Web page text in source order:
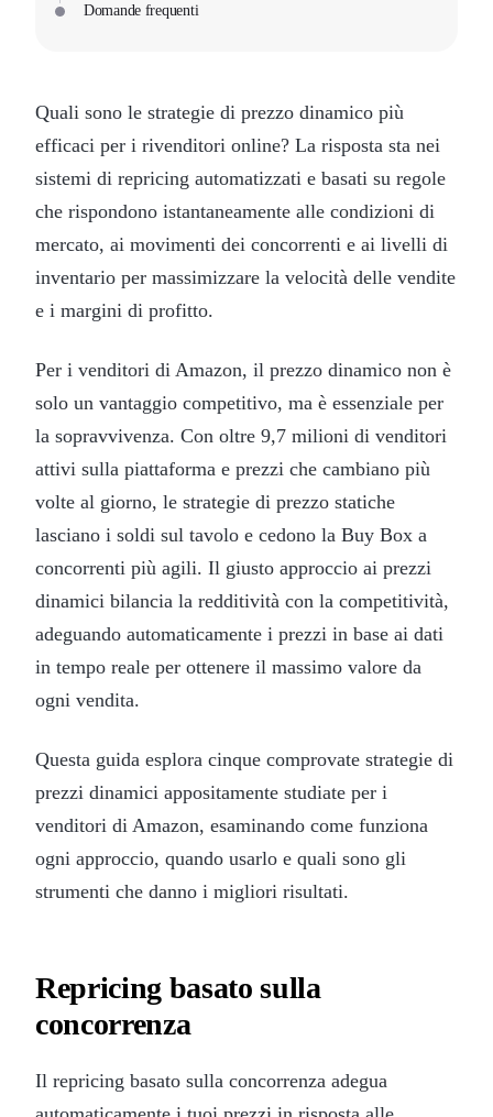
Domande frequenti
Quali sono le strategie di prezzo dinamico più
efficaci per i rivenditori online? La risposta sta nei
sistemi di repricing automatizzati e basati su regole
che rispondono istantaneamente alle condizioni di
mercato, ai movimenti dei concorrenti e ai livelli di
inventario per massimizzare la velocità delle vendite
e i margini di profitto.
Per i venditori di Amazon, il prezzo dinamico non è
solo un vantaggio competitivo, ma è essenziale per
la sopravvivenza. Con oltre 9,7 milioni di venditori
attivi sulla piattaforma e prezzi che cambiano più
volte al giorno, le strategie di prezzo statiche
lasciano i soldi sul tavolo e cedono la Buy Box a
concorrenti più agili. Il giusto approccio ai prezzi
dinamici bilancia la redditività con la competitività,
adeguando automaticamente i prezzi in base ai dati
in tempo reale per ottenere il massimo valore da
ogni vendita.
Questa guida esplora cinque comprovate strategie di
prezzi dinamici appositamente studiate per i
venditori di Amazon, esaminando come funziona
ogni approccio, quando usarlo e quali sono gli
strumenti che danno i migliori risultati.
Repricing basato sulla
concorrenza
Il repricing basato sulla concorrenza adegua